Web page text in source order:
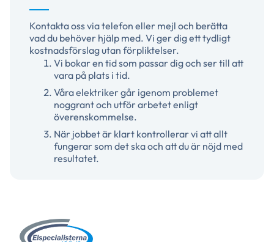
Kontakta oss via telefon eller mejl och berätta
vad du behöver hjälp med. Vi ger dig ett tydligt
kostnadsförslag utan förpliktelser.
Vi bokar en tid som passar dig och ser till att
vara på plats i tid.
Våra elektriker går igenom problemet
noggrant och utför arbetet enligt
överenskommelse.
När jobbet är klart kontrollerar vi att allt
fungerar som det ska och att du är nöjd med
resultatet.